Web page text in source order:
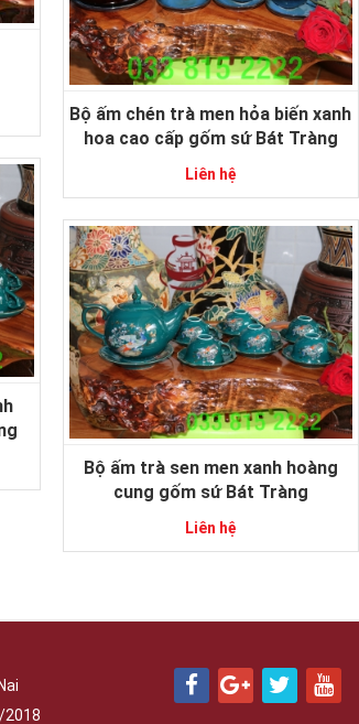
Bộ ấm chén trà men hỏa biến xanh
hoa cao cấp gốm sứ Bát Tràng
Liên hệ
Bộ ấm trà sen men xanh hoàng
cung gốm sứ Bát Tràng
Liên hệ
2018